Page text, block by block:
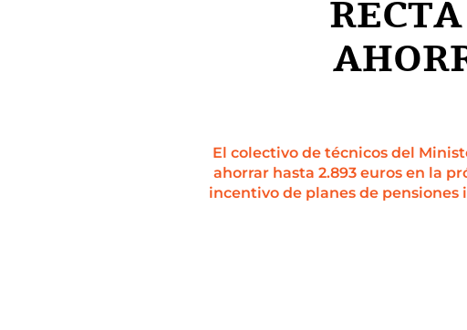
El colectivo de técnicos del
ahorrar hasta 2.893 euros en la
incentivo de planes de pensiones